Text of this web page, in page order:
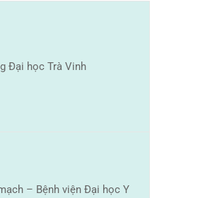
Đại học Trà Vinh
– Bệnh viện Đại học Y